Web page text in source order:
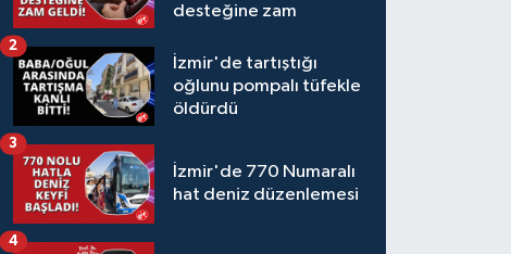
desteğine zam
İzmir'de tartıştığı
oğlunu pompalı tüfekle
öldürdü
2
İzmir'de 770 Numaralı
hat deniz düzenlemesi
3
4